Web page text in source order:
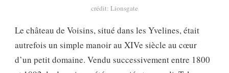
crédit: Lionsgate
Le château de Voisins, situé dans les Yvelines, était
autrefois un simple manoir au XIVe siècle au cœur
d’un petit domaine. Vendu successivement entre 1800